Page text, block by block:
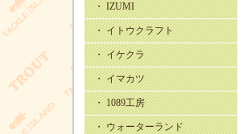
・ IZUMI
・ イトウクラフト
・ イケクラ
・ イマカツ
・ 1089工房
・ ウォーターランド